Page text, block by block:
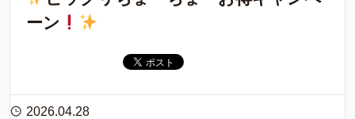
ーン
2026.04.28